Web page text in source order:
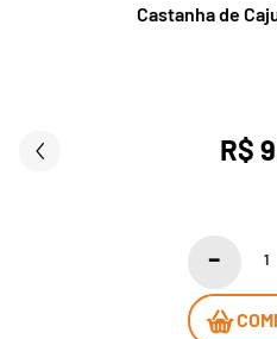
Castanha de
R$